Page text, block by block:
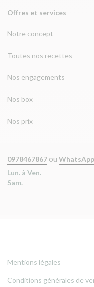
Offres et services
Notre concept
Toutes nos recettes
Nos engagements
Nos box
Nos prix
0978467867 ou
Lun. à Ven.
Sam.
Mentions légales
Conditions générales de